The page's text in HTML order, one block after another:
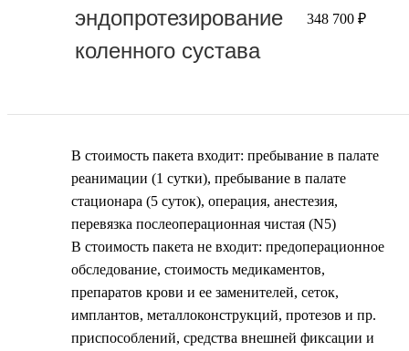
эндопротезирование
коленного сустава
348 700 ₽
В стоимость пакета входит: пребывание в палате
реанимации (1 сутки), пребывание в палате
стационара (5 суток), операция, анестезия,
перевязка послеоперационная чистая (N5)
В стоимость пакета не входит: предоперационное
обследование, стоимость медикаментов,
препаратов крови и ее заменителей, сеток,
имплантов, металлоконструкций, протезов и пр.
приспособлений, средства внешней фиксации и